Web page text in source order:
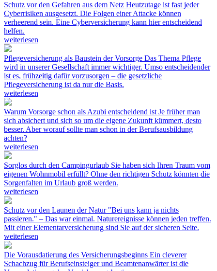
Schutz vor den Gefahren aus dem Netz Heutzutage ist fast jeder
Cyberrisiken ausgesetzt. Die Folgen einer Attacke können
verheerend sein. Eine Cyberversicherung kann hier entscheidend
helfen.
weiterlesen
Pflegeversicherung als Baustein der Vorsorge Das Thema Pflege
wird in unserer Gesellschaft immer wichtiger. Umso entscheidender
ist es, frühzeitig dafür vorzusorgen – die gesetzliche
Pflegeversicherung ist da nur die Basis.
weiterlesen
Warum Vorsorge schon als Azubi entscheidend ist Je früher man
sich absichert und sich so um die eigene Zukunft kümmert, desto
besser. Aber worauf sollte man schon in der Berufsausbildung
achten?
weiterlesen
Sorglos durch den Campingurlaub Sie haben sich Ihren Traum vom
eigenen Wohnmobil erfüllt? Ohne den richtigen Schutz könnten die
Sorgenfalten im Urlaub groß werden.
weiterlesen
Schutz vor den Launen der Natur "Bei uns kann ja nichts
passieren." – Das war einmal. Naturereignisse können jeden treffen.
Mit einer Elementarversicherung sind Sie auf der sicheren Seite.
weiterlesen
Die Vorausdatierung des Versicherungsbeginns Ein cleverer
Schachzug für Berufseinsteiger und Beamtenanwärter ist die